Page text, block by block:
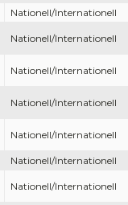
Nationell/Internationell
Nationell/Internationell
Nationell/Internationell
Nationell/Internationell
Nationell/Internationell
Nationell/Internationell
Nationell/Internationell